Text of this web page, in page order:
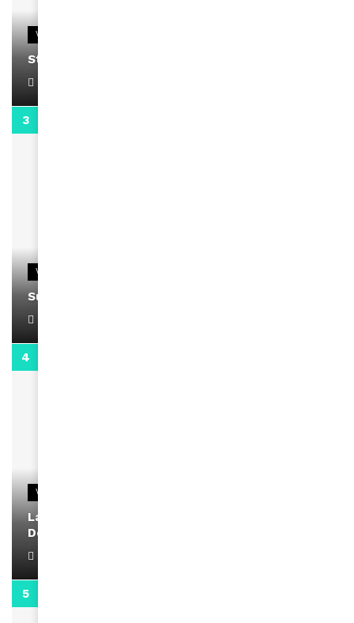
VIDEOS
Stacy passe un message
VIDEOS
Support Black Business Wee-kend
VIDEOS
La rubrique santé speciale coronavirus du
Docteur Makanda